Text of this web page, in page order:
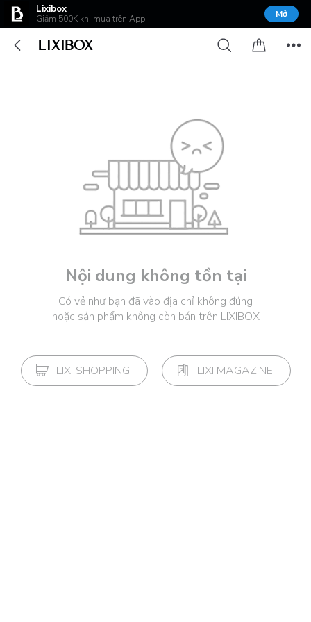
Lixibox
Giảm 500K khi mua trên App Mở
Nội dung không tồn tại
Có vẻ như bạn đã vào địa chỉ không đúng
hoặc sản phẩm không còn bán trên LIXIBOX
LIXI SHOPPING LIXI MAGAZINE